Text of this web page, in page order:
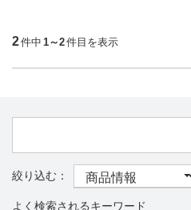
2件中 1～2件目を表示
よく検索されるキーワード